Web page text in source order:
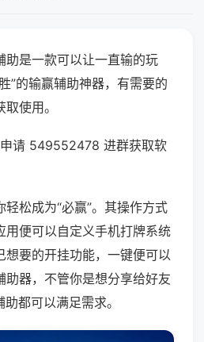
助是一款可以让一直输的玩
”的输赢辅助神器，有需要的
使用。
请 549552478 进群获取软
松成为“必赢”。其操作方式
用便可以自定义手机打牌系统
想要的开挂功能，一键便可以
助器，不管你是想分享给好友
都可以满足需求。